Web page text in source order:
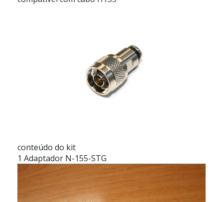
conteúdo do kit
1 Adaptador N-155-STG